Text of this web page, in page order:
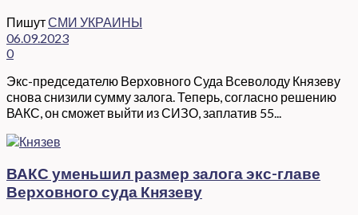
ПишутСМИ УКРАИНЫ
06.09.2023
0
Экс-председателю Верховного Суда Всеволоду Князеву
снова снизили сумму залога. Теперь, согласно решению
ВАКС, он сможет выйти из СИЗО, заплатив 55...
ВАКС уменьшил размер залога экс-главе
Верховного суда Князеву